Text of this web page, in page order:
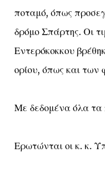
ποταμό, όπως
δρόμο Σπάρτης. Οι
Εντερόκοκκου
ορίου, όπως και των
Με δεδομένα όλα
Ερωτώνται οι κ. κ.